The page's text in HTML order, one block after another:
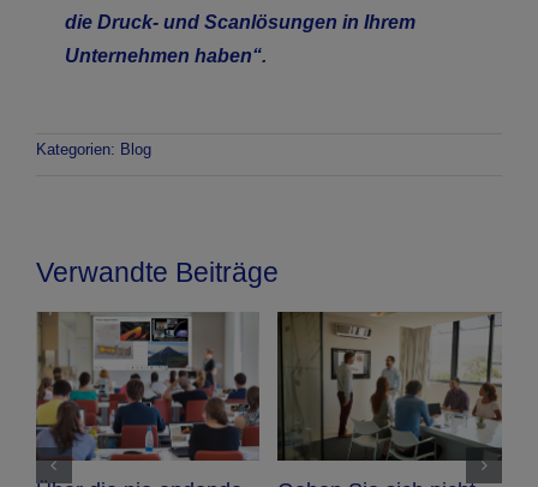
die Druck- und Scanlösungen in Ihrem
Unternehmen haben“.
Kategorien: Blog
Verwandte Beiträge